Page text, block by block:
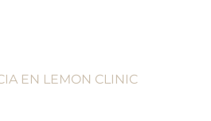
EN LEMON CLINIC